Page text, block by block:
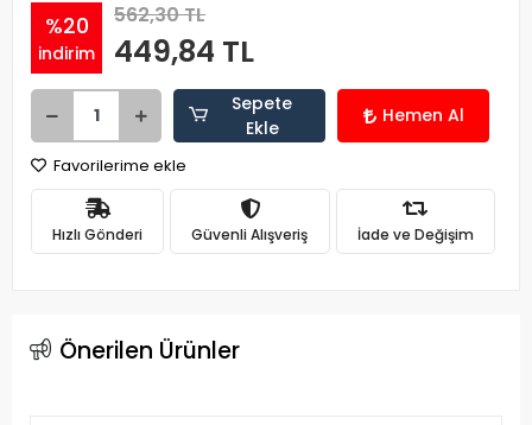
%20
indirim
562,30 TL
449,84 TL
Sepete
Ekle
Hemen Al
Favorilerime ekle
Hızlı Gönderi Güvenli Alışveriş İade ve Değişim
Önerilen Ürünler